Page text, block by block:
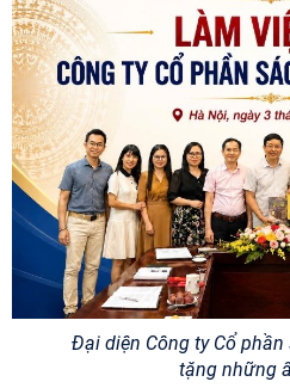
Đại diện Công ty Cổ phần
tặng những